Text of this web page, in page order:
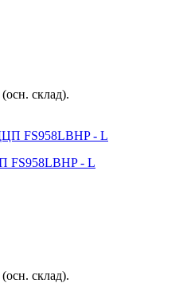
склад).
FS958LBHP - L
склад).